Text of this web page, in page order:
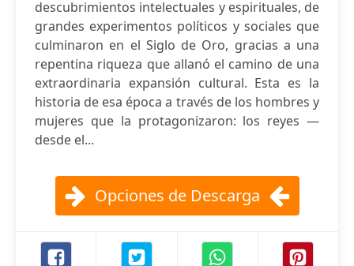
descubrimientos intelectuales y espirituales, de
grandes experimentos políticos y sociales que
culminaron en el Siglo de Oro, gracias a una
repentina riqueza que allanó el camino de una
extraordinaria expansión cultural. Esta es la
historia de esa época a través de los hombres y
mujeres que la protagonizaron: los reyes —
desde el...
Opciones de Descarga